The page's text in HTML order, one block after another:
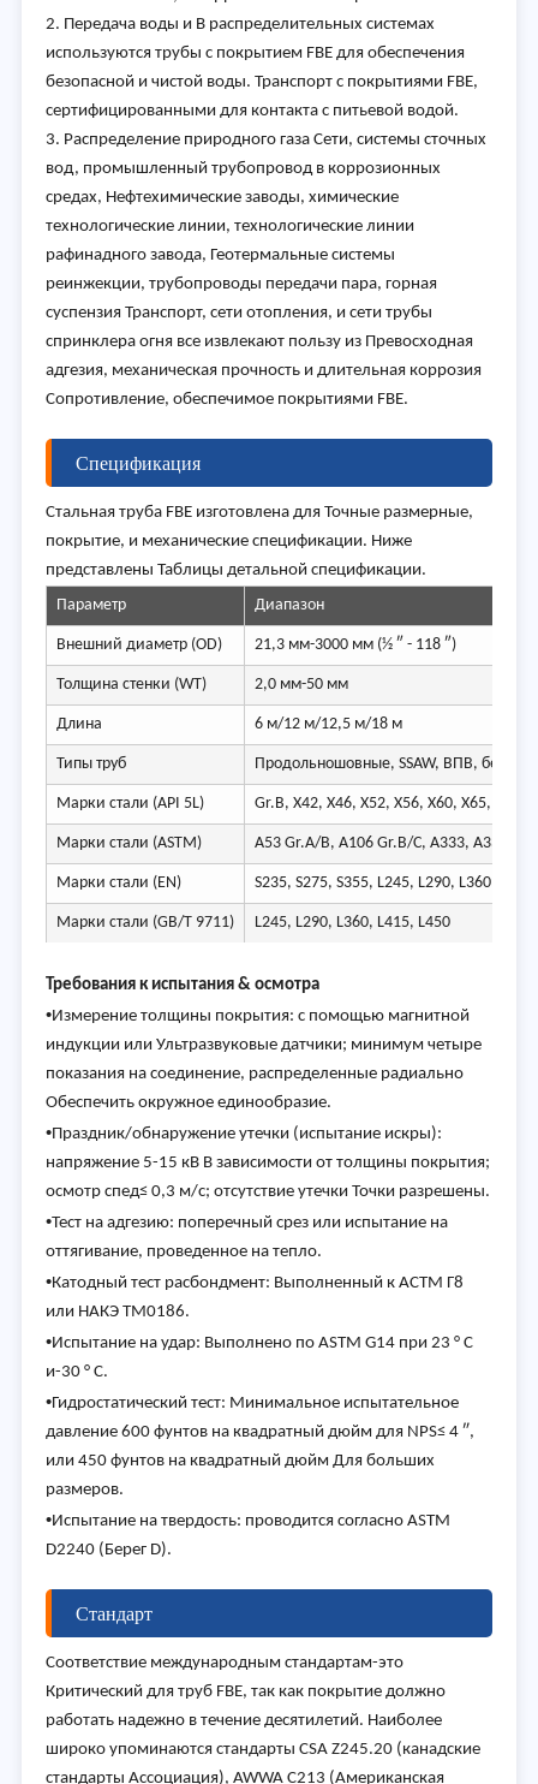
2. Передача воды и В распределительных системах
используются трубы с покрытием FBE для обеспечения
безопасной и чистой воды. Транспорт с покрытиями FBE,
сертифицированными для контакта с питьевой водой.
3. Распределение природного газа Сети, системы сточных
вод, промышленный трубопровод в коррозионных
средах, Нефтехимические заводы, химические
технологические линии, технологические линии
рафинадного завода, Геотермальные системы
реинжекции, трубопроводы передачи пара, горная
суспензия Транспорт, сети отопления, и сети трубы
спринклера огня все извлекают пользу из Превосходная
адгезия, механическая прочность и длительная коррозия
Сопротивление, обеспечимое покрытиями FBE.
Спецификация
Стальная труба FBE изготовлена для Точные размерные,
покрытие, и механические спецификации. Ниже
представлены Таблицы детальной спецификации.
Параметр
Диапазон
Внешний диаметр (OD) 21,3 мм-3000 мм (½ ″ - 118 ″)
Толщина стенки (WT) 2,0 мм-50 мм
Длина 6 м/12 м/12,5 м/18 м
Типы труб Продольношовные, SSAW, ВПВ,
Марки стали (API 5L) Gr.B, X42, X46, X52, X56, X60, X65, X70
Марки стали (ASTM) A53 Gr.A/B, A106 Gr.B/C, A333, A335
Марки стали (EN) S235, S275, S355, L245, L290, L360, L415
Марки стали (GB/T 9711) L245, L290, L360, L415, L450
Требования к испытания & осмотра
•Измерение толщины покрытия: с помощью магнитной
индукции или Ультразвуковые датчики; минимум четыре
показания на соединение, распределенные радиально
Обеспечить окружное единообразие.
•Праздник/обнаружение утечки (испытание искры):
напряжение 5-15 кВ В зависимости от толщины покрытия;
осмотр спед≤ 0,3 м/с; отсутствие утечки Точки разрешены.
•Тест на адгезию: поперечный срез или испытание на
оттягивание, проведенное на тепло.
•Катодный тест расбондмент: Выполненный к АСТМ Г8
или НАКЭ ТМ0186.
•Испытание на удар: Выполнено по ASTM G14 при 23 ° C
и-30 ° C.
•Гидростатический тест: Минимальное испытательное
давление 600 фунтов на квадратный дюйм для NPS≤ 4 ″,
или 450 фунтов на квадратный дюйм Для больших
размеров.
•Испытание на твердость: проводится согласно ASTM
D2240 (Берег D).
Стандарт
Соответствие международным стандартам-это
Критический для труб FBE, так как покрытие должно
работать надежно в течение десятилетий. Наиболее
широко упоминаются стандарты CSA Z245.20 (канадские
стандарты Ассоциация), AWWA C213 (Американская